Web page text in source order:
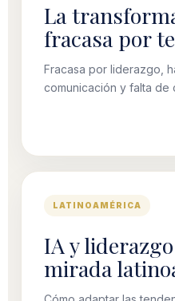
La
fracasa por
Fracasa por liderazgo,
comunicación y falta de
LATINOAMÉRICA
IA y
mirada